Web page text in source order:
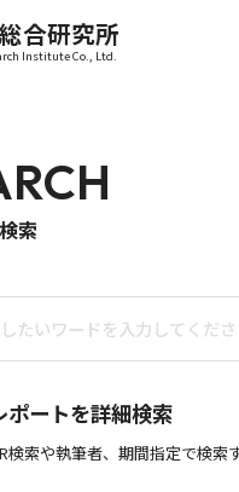
合研究所
Institute Co., Ltd.
索
ポートを詳細検索
検索や執筆者、期間指定で検索